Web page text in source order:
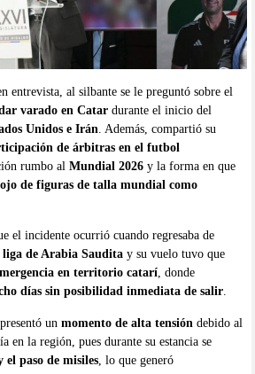
entrevista, al silbante se le preguntó sobre el
varado en Catardurante el inicio del
Unidos e Irán. Además, compartió su
de árbitras en el futbol
rumbo al Mundial 2026y la forma en que
de figuras de talla mundial como
el incidente ocurrió cuando regresaba de
liga de Arabia Sauditay su vuelo tuvo que
en territorio catarí, donde
días sin posibilidad inmediata de salir.
un momento de alta tensióndebido al
en la región, pues durante su estancia se
el paso de misiles, lo que generó